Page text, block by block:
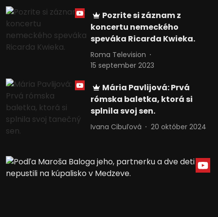
Pozrite si záznam z
koncertu nemeckého
speváka Ricarda Kwieka.
Roma Television
15 september 2023
Mária Pavlijová: Prvá
rómska baletka, ktorá si
splnila svoj sen.
Ivana Cibuľová 20 október 2024